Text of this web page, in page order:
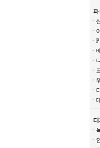
파
ㆍ
ㆍ
ㆍ
ㆍ
ㆍ
ㆍ
ㆍ
ㆍ
ㆍ
ㆍ
ㆍ